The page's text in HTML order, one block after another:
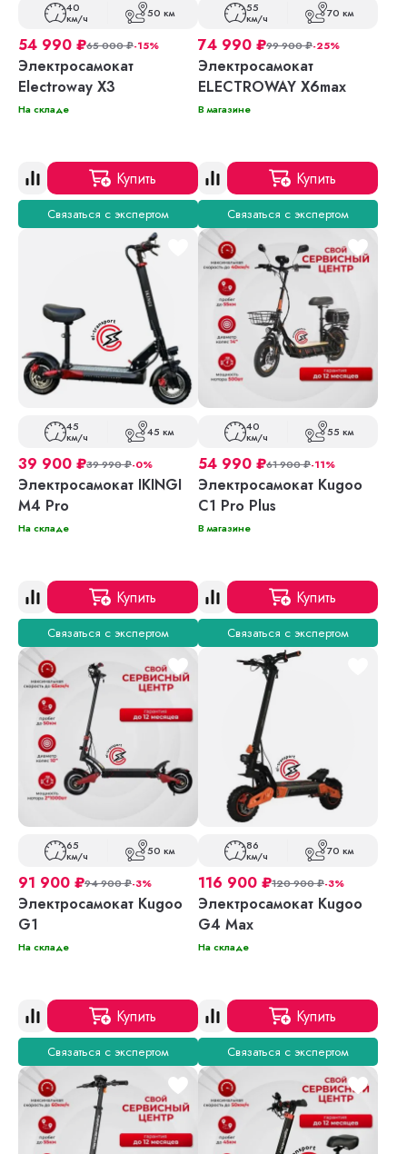
40
км/ч 50 км
54 990 ₽65 000₽-15%
Электросамокат
Electroway X3
На складе
Купить
Связаться с экспертом
55
км/ч 70 км
74 990 ₽99 900₽-25%
Электросамокат
ELECTROWAY X6max
В магазине
Купить
Связаться с экспертом
45
км/ч 45 км
39 900 ₽39 990₽-0%
Электросамокат IKINGI
M4 Pro
На складе
Купить
Связаться с экспертом
40
км/ч 55 км
54 990 ₽61 900₽-11%
Электросамокат Kugoo
C1 Pro Plus
В магазине
Купить
Связаться с экспертом
65
км/ч 50 км
91 900 ₽94 900₽-3%
Электросамокат Kugoo
G1
На складе
Купить
Связаться с экспертом
86
км/ч 70 км
116 900 ₽120 900₽-3%
Электросамокат Kugoo
G4 Max
На складе
Купить
Связаться с экспертом